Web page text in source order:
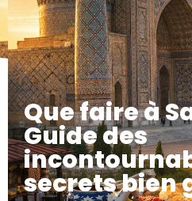
Que faire à
Guide des
secrets bien